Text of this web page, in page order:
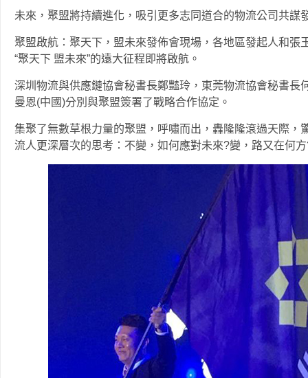
未來，聚盟將持續進化，吸引更多志同道合的物流公司共謀
聚盟啟航：聚天下，盟未來發佈會現場，各地區發起人和張
“聚天下 盟未來”的遠大征程即將啟航。
深圳物流與供應鏈協會秘書長鄭豔玲，東莞物流協會秘書長
曼恩(中國)分別與聚盟簽署了戰略合作協定。
集聚了無數草根力量的聚盟，呼嘯而出，轟隆隆滾過天際，
流人更深層次的思考：不變，如何應對未來?變，路又在何